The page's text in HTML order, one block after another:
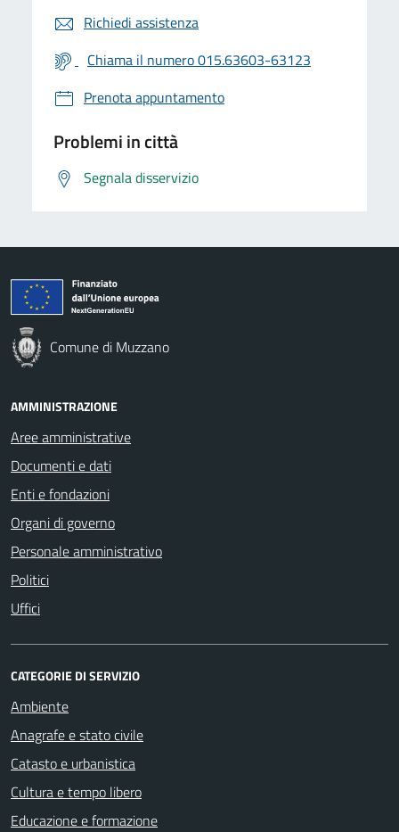
Richiedi assistenza
Chiama il numero 015.63603-63123
Prenota appuntamento
Problemi in città
Segnala disservizio
Comune di Muzzano
AMMINISTRAZIONE
Aree amministrative
Documenti e dati
Enti e fondazioni
Organi di governo
Personale amministrativo
Politici
Uffici
CATEGORIE DI SERVIZIO
Ambiente
Anagrafe e stato civile
Catasto e urbanistica
Cultura e tempo libero
Educazione e formazione